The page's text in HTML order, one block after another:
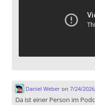
Daniel Weberon 7/24/
Da ist einer Person im